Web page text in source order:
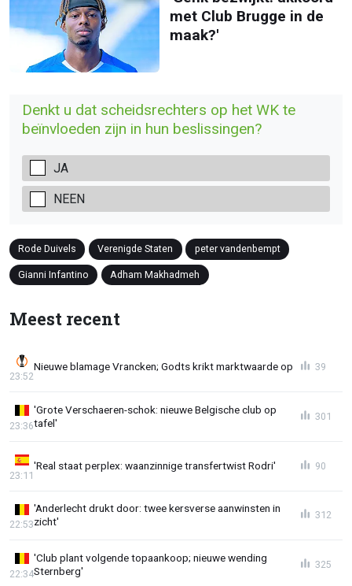
met Club Brugge in de
maak?'
Denkt u dat scheidsrechters op het WK te
beïnvloeden zijn in hun beslissingen?
JA
NEEN
Rode Duivels Verenigde Staten peter vandenbempt
Gianni Infantino Adham Makhadmeh
Meest recent
Nieuwe blamage Vrancken; Godts krikt marktwaarde op
23:52
39
'Grote Verschaeren-schok: nieuwe Belgische club op
tafel'
23:36
301
'Real staat perplex: waanzinnige transfertwist Rodri'
23:11
90
'Anderlecht drukt door: twee kersverse aanwinsten in
zicht'
22:53
312
'Club plant volgende topaankoop; nieuwe wending
Sternberg'
22:34
325